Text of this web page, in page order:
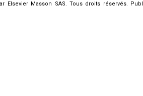
Elsevier Masson SAS. Tous droits réservés.